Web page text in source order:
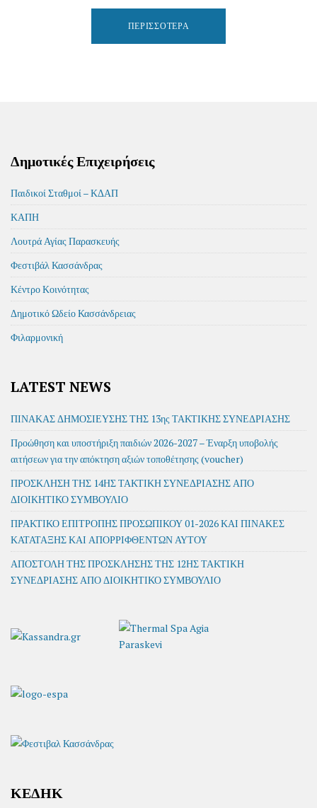
ΠΕΡΙΣΣΌΤΕΡΑ
Δημοτικές Επιχειρήσεις
Παιδικοί Σταθμοί – ΚΔΑΠ
ΚΑΠΗ
Λουτρά Αγίας Παρασκευής
Φεστιβάλ Κασσάνδρας
Κέντρο Κοινότητας
Δημοτικό Ωδείο Κασσάνδρειας
Φιλαρμονική
LATEST NEWS
ΠΙΝΑΚΑΣ ΔΗΜΟΣΙΕΥΣΗΣ ΤΗΣ 13ης ΤΑΚΤΙΚΗΣ ΣΥΝΕΔΡΙΑΣΗΣ
Προώθηση και υποστήριξη παιδιών 2026-2027 – Έναρξη υποβολής
αιτήσεων για την απόκτηση αξιών τοποθέτησης (voucher)
ΠΡΟΣΚΛΗΣΗ ΤΗΣ 14ΗΣ ΤΑΚΤΙΚΗ ΣΥΝΕΔΡΙΑΣΗΣ ΑΠΟ
ΔΙΟΙΚΗΤΙΚΟ ΣΥΜΒΟΥΛΙΟ
ΠΡΑΚΤΙΚΟ ΕΠΙΤΡΟΠΗΣ ΠΡΟΣΩΠΙΚΟΥ 01-2026 ΚΑΙ ΠΙΝΑΚΕΣ
ΚΑΤΑΤΑΞΗΣ ΚΑΙ ΑΠΟΡΡΙΦΘΕΝΤΩΝ ΑΥΤΟΥ
ΑΠΟΣΤΟΛΗ ΤΗΣ ΠΡΟΣΚΛΗΣΗΣ ΤΗΣ 12ΗΣ ΤΑΚΤΙΚΗ
ΣΥΝΕΔΡΙΑΣΗΣ ΑΠΟ ΔΙΟΙΚΗΤΙΚΟ ΣΥΜΒΟΥΛΙΟ
ΚΕΔΗΚ